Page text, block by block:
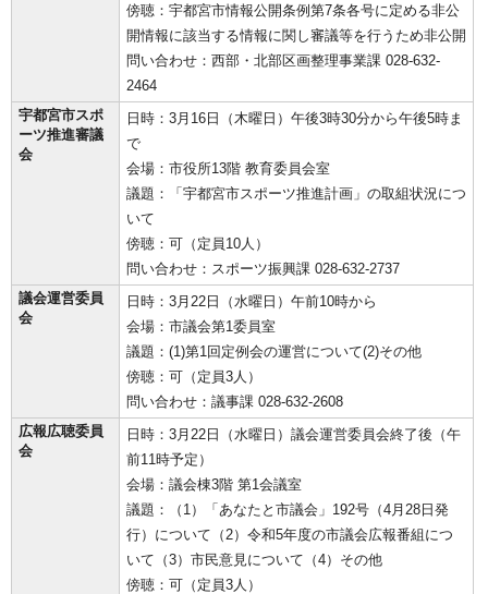
傍聴：宇都宮市情報公開条例第7条各号に定める非公
開情報に該当する情報に関し審議等を行うため非公開
問い合わせ：西部・北部区画整理事業課 028-632-
2464
宇都宮市スポ
ーツ推進審議
会
日時：3月16日（木曜日）午後3時30分から午後5時ま
で
会場：市役所13階 教育委員会室
議題：「宇都宮市スポーツ推進計画」の取組状況につ
いて
傍聴：可（定員10人）
問い合わせ：スポーツ振興課 028-632-2737
議会運営委員
会
日時：3月22日（水曜日）午前10時から
会場：市議会第1委員室
議題：(1)第1回定例会の運営について(2)その他
傍聴：可（定員3人）
問い合わせ：議事課 028-632-2608
広報広聴委員
会
日時：3月22日（水曜日）議会運営委員会終了後（午
前11時予定）
会場：議会棟3階 第1会議室
議題：（1）「あなたと市議会」192号（4月28日発
行）について（2）令和5年度の市議会広報番組につ
いて（3）市民意見について（4）その他
傍聴：可（定員3人）